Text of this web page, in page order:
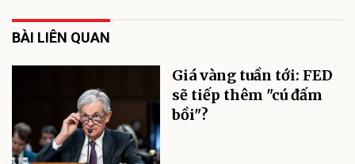
BÀI LIÊN QUAN
Giá vàng tuần tới: FED
sẽ tiếp thêm "cú đấm
bồi"?